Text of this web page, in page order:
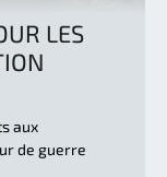
LES
aux
de guerre